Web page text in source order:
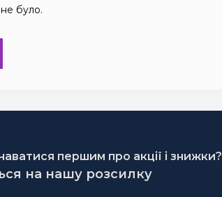
було.
першим про акції і знижки?
на нашу розсилку